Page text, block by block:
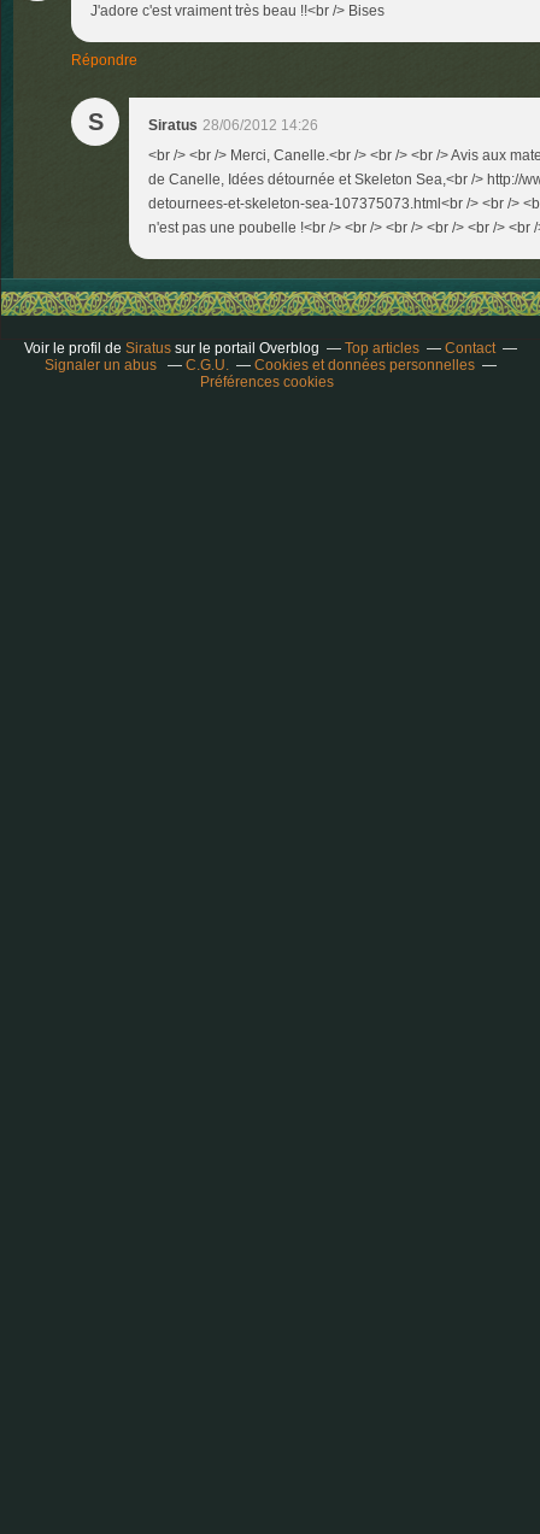
J'adore c'est vraiment très beau !!<br /> Bises
Répondre
S Siratus 28/06/2012 14:26
<br /> <br /> Merci, Canelle.<br /> <br /> <br /> Avis aux
de Canelle, Idées détournée et Skeleton Sea,<br /> http://
detournees-et-skeleton-sea-107375073.html<br /> <br />
n'est pas une poubelle !<br /> <br /> <br /> <br /> <br /> <br
Voir le profil de Siratussur le portail Overblog Top articles
Contact
Signaler un abus
C.G.U.
Cookies et données personnelles
Préférences cookies